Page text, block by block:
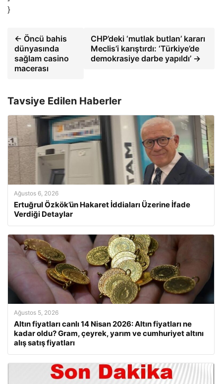
}
← Öncü bahis
dünyasında
sağlam casino
macerası
CHP’deki ‘mutlak butlan’ kararı
Meclis’i karıştırdı: ‘Türkiye’de
demokrasiye darbe yapıldı’ →
Tavsiye Edilen Haberler
Ağustos 6, 2026
Ertuğrul Özkök’ün Hakaret İddiaları Üzerine İfade
Verdiği Detaylar
Ağustos 5, 2026
Altın fiyatları canlı 14 Nisan 2026: Altın fiyatları ne
kadar oldu? Gram, çeyrek, yarım ve cumhuriyet altını
alış satış fiyatları